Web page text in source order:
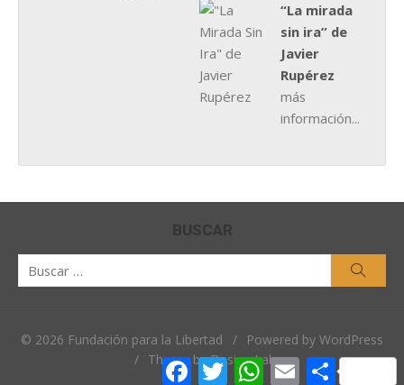
“La mirada
sin ira” de
Javier
Rupérez
más
información...
BUSCAR
© 2026 Fundación para la Libertad /
Powered by WordPress
/ Theme by Design Lab
Facebook
TwitterWhatsApp
EmailCompartir